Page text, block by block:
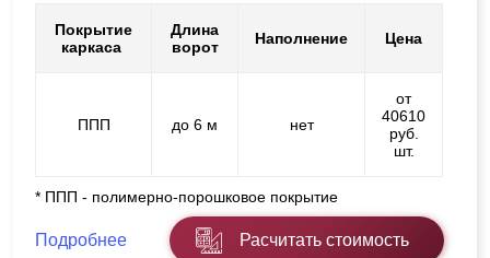
Покрытие
каркаса
Длина
ворот
Наполнение Цена
ППП до 6 м нет
от
40610
руб.
шт.
* ППП - полимерно-порошковое покрытие
Подробнее Расчитать стоимость